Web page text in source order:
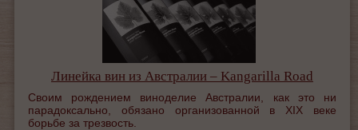
Линейка вин из Австралии – Kangarilla Road
Своим рождением виноделие Австралии, как это ни
парадоксально, обязано организованной в XIX веке
борьбе за трезвость.